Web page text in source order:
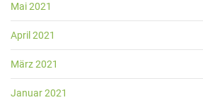
Mai 2021
April 2021
März 2021
Januar 2021